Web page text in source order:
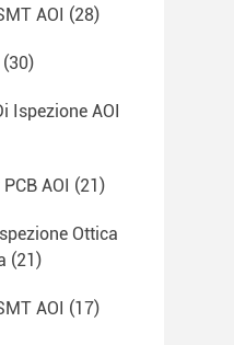
AOI (28)
(30)
Ispezione AOI
AOI (21)
Ottica
(21)
AOI (17)